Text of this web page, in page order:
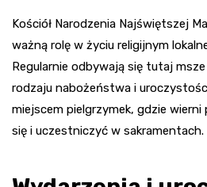
Kościół Narodzenia Najświętszej
ważną rolę w życiu religijnym
Regularnie odbywają się tutaj
rodzaju nabożeństwa i
miejscem pielgrzymek, gdzie
się i uczestniczyć w sakramentach.